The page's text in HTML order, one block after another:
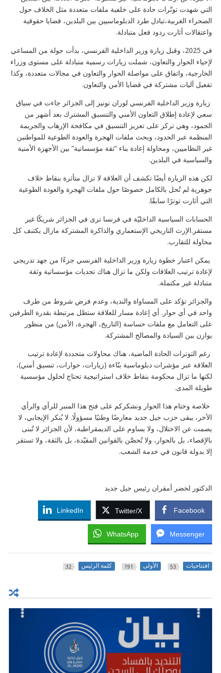
التي شهدت توتّرات حادة على خلفية ملفات متعددة مثل الخلاف حول
الصحراء الغربية،تبادل طرد الدبلوماسيين بين البلدين، قضايا حقوقية
واعتقالات أثارت ردود فعل متبادلة.
في 2025، وقبل زيارة وزير الداخلية الفرنسي، بدأت جولة من المساعي
لإحياء الحوار والتعاون، شملت زيارات رسمية متبادلة على مستوى وزراء
الخارجية، واتفاق على مواصلة الحوار والتعاون في مجالات متعددة، وكذا
تفعيل آليات مشتركة في قضايا الأمن والتعاون.
زيارة وزير الداخلية الفرنسي لوران نونيز إلى الجزائر جاءت في سياق
سعي لإعادة إطلاق التعاون الأمني والتنسيق المشترك بعد أشهر من
الجمود، وهي تركز على تعزيز التنسيق في مكافحة الإرهاب والجريمة
المنظمة عبر الحدود، وبحث ملفات الهجرة والعودة الطوعية للمواطنين
غير النظاميين، ومحاولة إعادة بناء “ثقة مؤسساتية” بين الأجهزة الأمنية
والسياسية في البلدين.
لكن هذه الزيارة أيضًا تكشف أن العلاقة لا تزال متأثرة بنقاط خلاف
جوهرية لم تُحل بالكامل خصوصًا حول ملفات الهجرة والعودة الطوعية
التي أثارت توترًا سابقًا.
الحسابات السياسية الداخليّة في فرنسا ترى في الجزائر شريكًا غير
مستقر.الإرث التاريخي الإستعماري والذاكرة المشتركة مازال يكتنف كل
محاولة للتقارب.
يمكن اعتبار خطوة زيارة وزير الداخلية الفرنسي جزءًا من جهد تدريجي
لإعادة ترتيب العلاقات ولكن ما تزال هناك تحديات مؤسساتية وثقة
متبادلة غير مكتملة.
والجزائر تؤكد على المساواة والندية، وعدم فرض شروط من طرف
واحد في أي حوار. أي إعادة مسار للعلاقة ستظل مرتبطة بقدرة الطرفين
على التعامل مع ملفات حساسة (التاريخ، الهجرة، الأمن) من منظور
يوازن بين السيادة والمصالح المشتركة.
رغم التوترات الحادة الماضية، هناك محاولات متجددة لإعادة ترتيب
العلاقة عبر مؤشرات دبلوماسية بنّاءة (زيارات، حوارات، تنسيق أمني)،
لكنها ما تزال محكومة بنقاط خلاف استراتيجية تحتاج لحلول مؤسسية
طويلة المدى.
خلاصة وختام هذا الحوار ونشكركم على فتح هذا المنبر للرأي والرأي
الأخر، يبقى حزب جيل جديد معارضًا وطنيًا مسؤولًا. لا يُنكر الإيجابي، لا
يصمت عن الاختلال، ولا يساوم على الديمقراطية، لأن الجزائر لا تُبنى
بالإقصاء، بل بالحوار، ولا تُحصَّن بالقوانين المقيّدة، بل بالثقة، ولا تستقر
إلا بدولة قانون في خدمة الشعب.
الدكتور لخضر أمقران رئيس جيل جديد
Facebook
Twitter/X
LinkedIn
Messenger
WhatsApp
افتتاحيات 53 الأولى 191 كلمة الرئيس 32